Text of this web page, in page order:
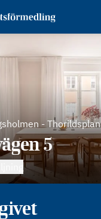
- Thorildsplan
5